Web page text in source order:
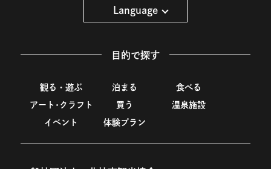
Language
目的で探す
観る・遊ぶ 泊まる 食べる
アート･クラフト 買う 温泉施設
イベント 体験プラン